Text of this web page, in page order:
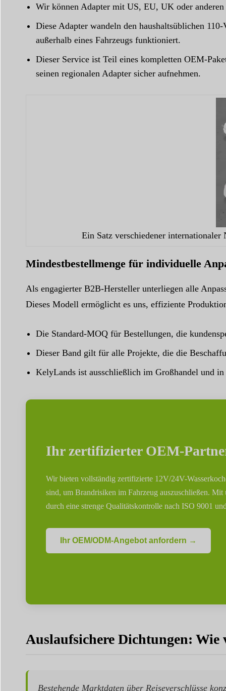
Wir können Adapter mit US, EU, UK oder
Diese Adapter wandeln den haushaltsüblichen
außerhalb eines Fahrzeugs funktioniert.
Dieser Service ist Teil eines kompletten OEM-
seinen regionalen Adapter sicher aufnehmen.
Ein Satz verschiedener
Mindestbestellmenge für individuelle
Als engagierter B2B-Hersteller unterliegen alle
Dieses Modell ermöglicht es uns, effiziente
Die Standard-MOQ für Bestellungen, die
Dieser Band gilt für alle Projekte, die die
KelyLands ist ausschließlich im Großhandel und
Ihr zertifizierter OEM-
Wir bieten vollständig zertifizierte 12V/24V-
sind, um Brandrisiken im Fahrzeug auszuschließen.
durch eine strenge Qualitätskontrolle nach ISO 9001
Ihr OEM/ODM-Angebot anfordern →
Auslaufsichere Dichtungen: Wie
Bestehende Marktdaten über Reiseverschlüsse